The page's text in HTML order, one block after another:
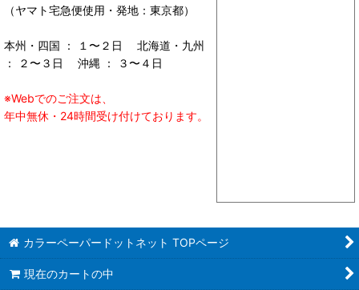
（ヤマト宅急便使用・発地：東京都）
本州・四国 ： １〜２日 北海道・九州
： ２〜３日 沖縄 ： ３〜４日
※Webでのご注文は、
年中無休・24時間受け付けております。
カラーペーパードットネット TOPページ
現在のカートの中